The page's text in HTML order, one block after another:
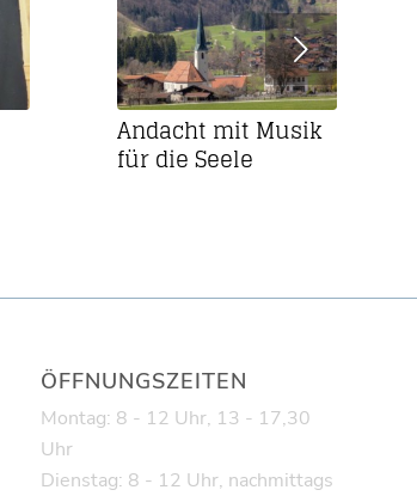
Andacht mit Musik
für die Seele
Weiter
ÖFFNUNGSZEITEN
Montag: 8 - 12 Uhr, 13 - 17,30
Uhr
Dienstag: 8 - 12 Uhr, nachmittags